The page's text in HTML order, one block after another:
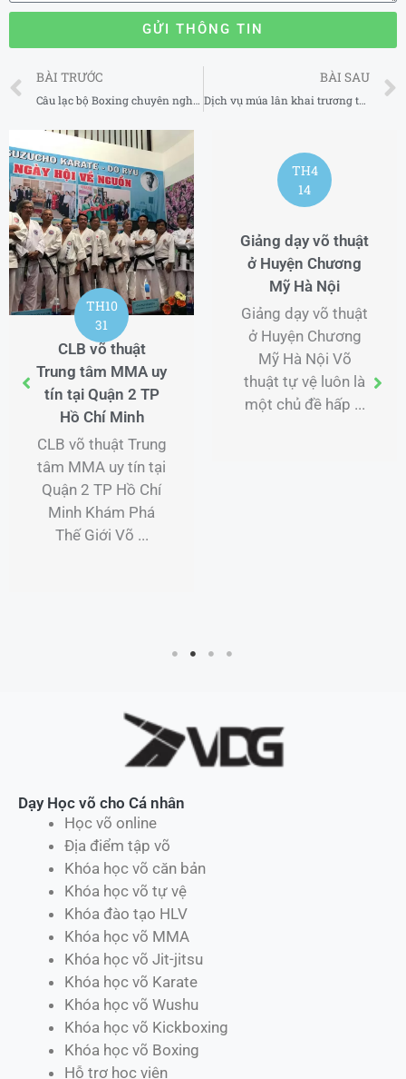
GỬI THÔNG TIN
Prev
BÀI TRƯỚC
Câu lạc bộ Boxing chuyên nghiệp tại Đà Nẵng
BÀI SAU
Dịch vụ múa lân khai trương tại Cần Thơ
TH10
31
CLB võ thuật
Trung tâm MMA uy
tín tại Quận 2 TP
Hồ Chí Minh
CLB võ thuật Trung
tâm MMA uy tín tại
Quận 2 TP Hồ Chí
Minh Khám Phá
Thế Giới Võ ...
TH4
14
Giảng dạy võ thuật
ở Huyện Chương
Mỹ Hà Nội
Giảng dạy võ thuật
ở Huyện Chương
Mỹ Hà Nội Võ
thuật tự vệ luôn là
một chủ đề hấp ...
Dạy Học võ cho Cá nhân
Học võ online
Địa điểm tập võ
Khóa học võ căn bản
Khóa học võ tự vệ
Khóa đào tạo HLV
Khóa học võ MMA
Khóa học võ Jit-jitsu
Khóa học võ Karate
Khóa học võ Wushu
Khóa học võ Kickboxing
Khóa học võ Boxing
Hỗ trợ học viên